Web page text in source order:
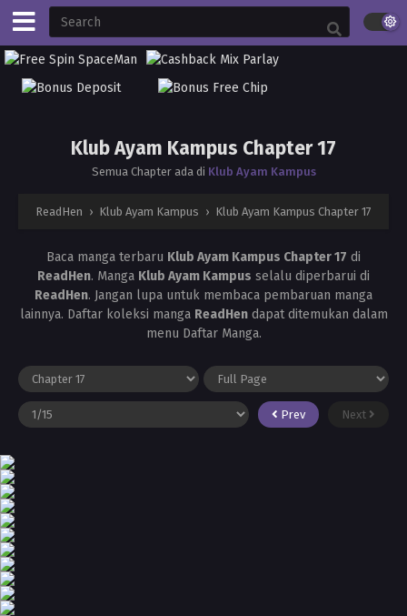
Klub Ayam Kampus Chapter 17
Semua Chapter ada di Klub Ayam Kampus
ReadHen › Klub Ayam Kampus › Klub Ayam Kampus Chapter 17
Baca manga terbaru Klub Ayam Kampus Chapter 17 di
ReadHen. Manga Klub Ayam Kampus selalu diperbarui di
ReadHen. Jangan lupa untuk membaca pembaruan manga
lainnya. Daftar koleksi manga ReadHendapat ditemukan dalam
menu Daftar Manga.
Prev Next